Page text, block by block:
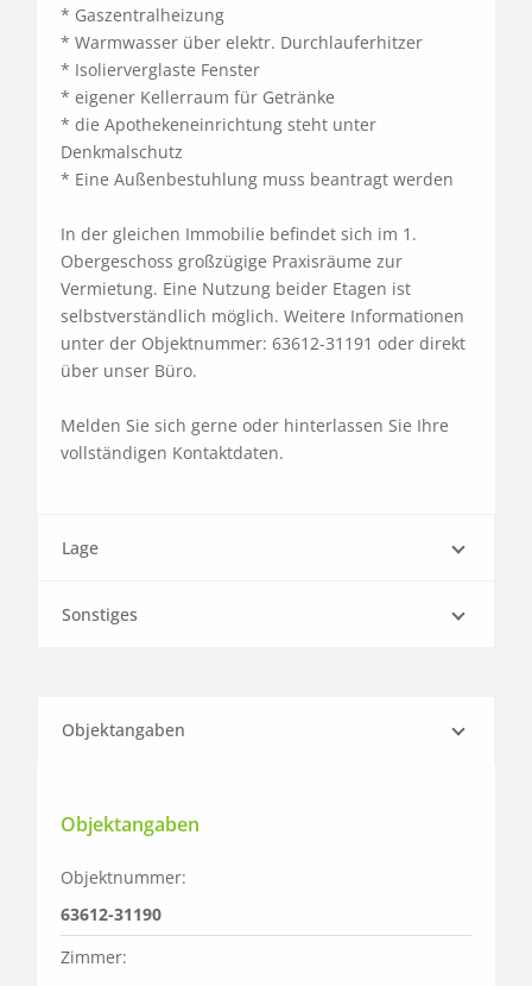
* Gaszentralheizung
* Warmwasser über elektr. Durchlauferhitzer
* Isolierverglaste Fenster
* eigener Kellerraum für Getränke
* die Apothekeneinrichtung steht unter
Denkmalschutz
* Eine Außenbestuhlung muss beantragt werden
In der gleichen Immobilie befindet sich im 1.
Obergeschoss großzügige Praxisräume zur
Vermietung. Eine Nutzung beider Etagen ist
selbstverständlich möglich. Weitere Informationen
unter der Objektnummer: 63612-31191 oder direkt
über unser Büro.
Melden Sie sich gerne oder hinterlassen Sie Ihre
vollständigen Kontaktdaten.
Lage
Sonstiges
Objektangaben
Objektangaben
Objektnummer:
63612-31190
Zimmer: